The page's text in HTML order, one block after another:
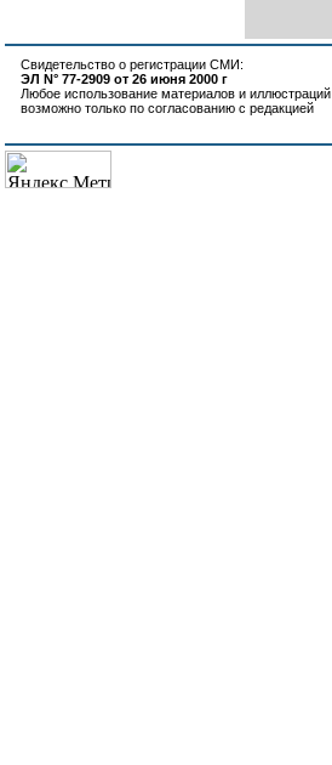
Свидетельство о регистрации СМИ:
ЭЛ N° 77-2909 от 26 июня 2000 г
Любое использование материалов и иллюстраций
возможно только по согласованию с редакцией